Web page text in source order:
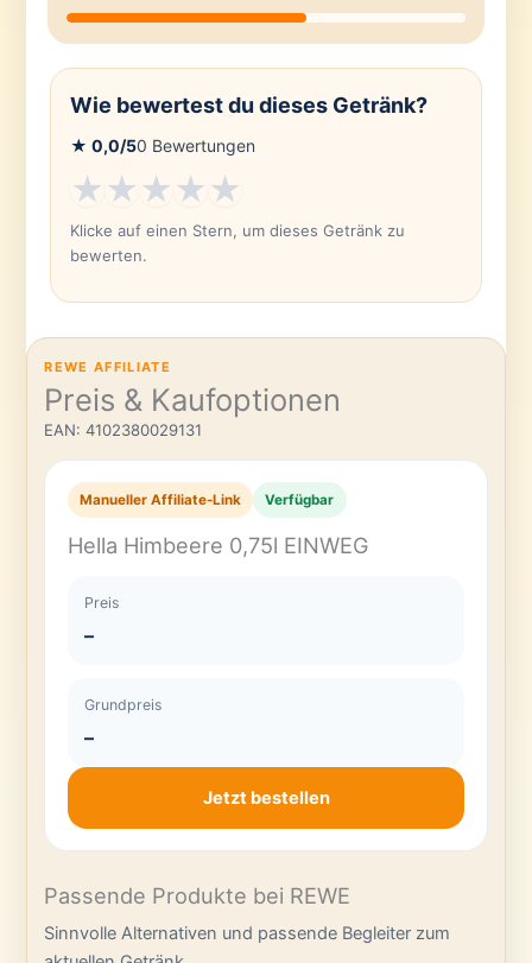
Wie bewertest du dieses Getränk?
★ 0,0/50 Bewertungen
★★★★★
Klicke auf einen Stern, um dieses Getränk zu
bewerten.
REWE AFFILIATE
Preis & Kaufoptionen
EAN: 4102380029131
Manueller Affiliate-Link Verfügbar
Hella Himbeere 0,75l EINWEG
Preis
–
Grundpreis
–
Jetzt bestellen
Passende Produkte bei REWE
Sinnvolle Alternativen und passende Begleiter zum